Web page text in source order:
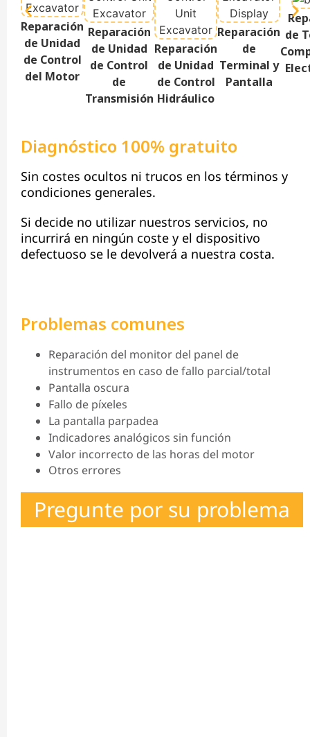
Reparación
de Unidad
de Control
del Motor
Reparación
de Unidad
de Control
de
Transmisión
Reparación
de Unidad
de Control
Hidráulico
Reparación
de
Terminal y
Pantalla
de
Diagnóstico 100% gratuito
Sin costes ocultos ni trucos en los términos y
condiciones generales.
Si decide no utilizar nuestros servicios, no
incurrirá en ningún coste y el dispositivo
defectuoso se le devolverá a nuestra costa.
Problemas comunes
Reparación del monitor del panel de
instrumentos en caso de fallo parcial/total
Pantalla oscura
Fallo de píxeles
La pantalla parpadea
Indicadores analógicos sin función
Valor incorrecto de las horas del motor
Otros errores
Pregunte por su problema